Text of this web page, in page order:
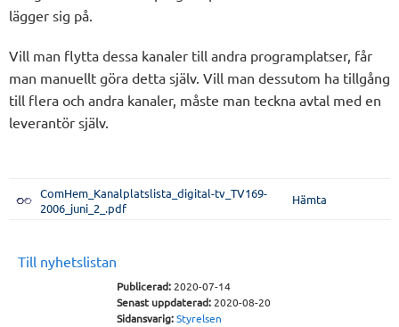
lägger sig på.
Vill man flytta dessa kanaler till andra programplatser, får
man manuellt göra detta själv. Vill man dessutom ha tillgång
till flera och andra kanaler, måste man teckna avtal med en
leverantör själv.
ComHem_Kanalplatslista_digital-tv_TV169-
2006_juni_2_.pdf
Hämta
Till nyhetslistan
Publicerad: 2020-07-14
Senast uppdaterad: 2020-08-20
Sidansvarig:Styrelsen